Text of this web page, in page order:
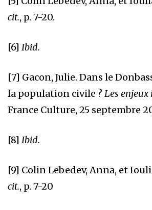
cit., p. 7-20.
[6] Ibid.
[7] Gacon, Julie. Dans le
la population civile ? Les
France Culture, 25 septembre
[8] Ibid.
[9] Colin Lebedev, Anna, et
cit., p. 7-20